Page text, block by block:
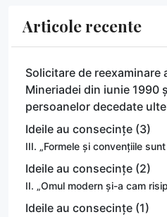
Articole recente
Solicitare de
Mineriadei din iunie 1990
persoanelor decedate
Ideile au consecințe (3)
III. „Formele și convențiile
Ideile au consecințe (2)
II. „Omul modern și-a cam
Ideile au consecințe (1)